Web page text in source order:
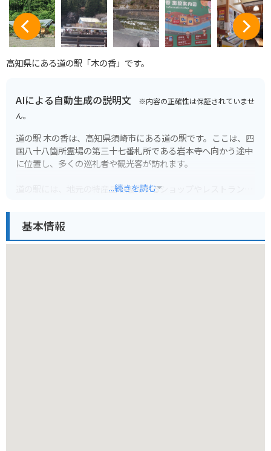
高知県にある道の駅「木の香」です。
AIによる自動生成の説明文 ※内容の正確性は保証されていませ
ん。
道の駅 木の香は、高知県須崎市にある道の駅です。ここは、四
国八十八箇所霊場の第三十七番札所である岩本寺へ向かう途中
に位置し、多くの巡礼者や観光客が訪れます。
道の駅には、地元の特産品を販売するショップやレストランが
焼きラーメン」は、道の駅でも人気メニューの一つです。ま
た、併設されている「木の香温泉」は、旅の疲れを癒すのに最
...続きを読む
基本情報